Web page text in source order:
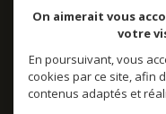
On aimerait vous
votre
En poursuivant, vous
cookies par ce site, afin
contenus adaptés et